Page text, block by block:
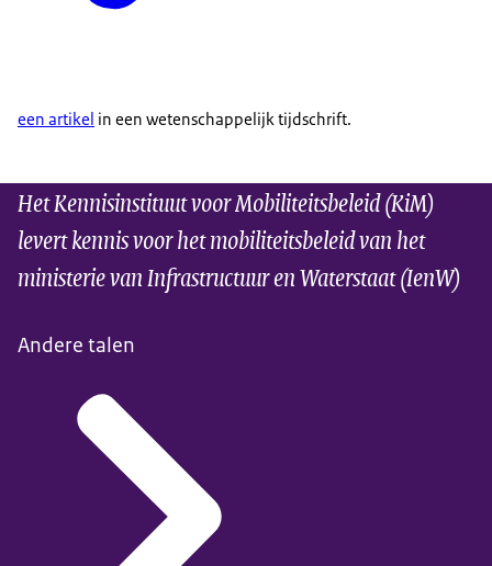
een artikel in een wetenschappelijk tijdschrift.
Het Kennisinstituut voor Mobiliteitsbeleid (KiM)
levert kennis voor het mobiliteitsbeleid van het
ministerie van Infrastructuur en Waterstaat (IenW)
Andere talen